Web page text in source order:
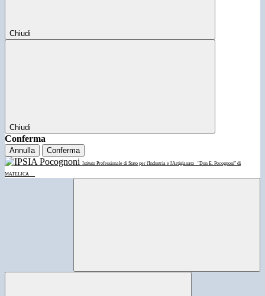
Chiudi
Chiudi
Conferma
Annulla Conferma
Istituto Professionale di Stato per l'Industria e l'Artigianato
"Don E. Pocognoni" di
MATELICA